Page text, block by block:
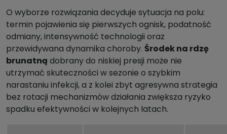
O wyborze rozwiązania decyduje sytuacja na polu:
termin pojawienia się pierwszych ognisk, podatność
odmiany, intensywność technologii oraz
przewidywana dynamika choroby. Środek na rdzę
brunatną dobrany do niskiej presji może nie
utrzymać skuteczności w sezonie o szybkim
narastaniu infekcji, a z kolei zbyt agresywna strategia
bez rotacji mechanizmów działania zwiększa ryzyko
spadku efektywności w kolejnych latach.